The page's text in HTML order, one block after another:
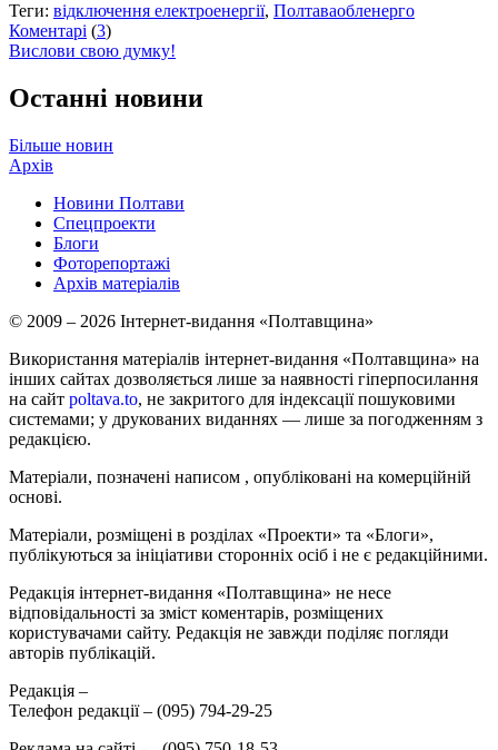
Теги: відключення електроенергії, Полтаваобленерго
Коментарі (3)
Вислови свою думку!
Останні новини
Більше новин
Архів
Новини Полтави
Спецпроекти
Блоги
Фоторепортажі
Архів матеріалів
© 2009 – 2026 Інтернет-видання «Полтавщина»
Використання матеріалів інтернет-видання «Полтавщина» на
інших сайтах дозволяється лише за наявності гіперпосилання
на сайт poltava.to, не закритого для індексації пошуковими
системами; у друкованих виданнях — лише за погодженням з
редакцією.
Матеріали, позначені написом , опубліковані на комерційній
основі.
Матеріали, розміщені в розділах «Проекти» та «Блоги»,
публікуються за ініціативи сторонніх осіб і не є редакційними.
Редакція інтернет-видання «Полтавщина» не несе
відповідальності за зміст коментарів, розміщених
користувачами сайту. Редакція не завжди поділяє погляди
авторів публікацій.
Редакція –
Телефон редакції – (095) 794-29-25